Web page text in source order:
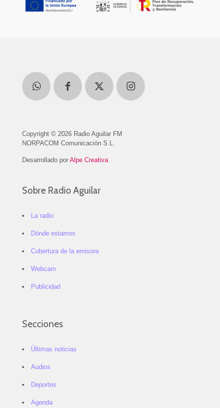
Copyright © 2026 Radio Aguilar FM
NORPACOM Comunicación S.L.
Desarrollado por Alpe Creativa
Sobre Radio Aguilar
La radio
Dónde estamos
Cobertura de la emisora
Webcam
Publicidad
Secciones
Últimas noticias
Audios
Deportes
Agenda